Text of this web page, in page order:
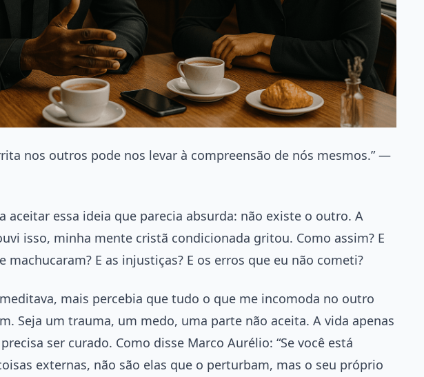
nos outros pode nos levar à compreensão de nós mesmos.” —
aceitar essa ideia que parecia absurda: não existe o outro. A
isso, minha mente cristã condicionada gritou. Como assim? E
machucaram? E as injustiças? E os erros que eu não cometi?
mais percebia que tudo o que me incomoda no outro
Seja um trauma, um medo, uma parte não aceita. A vida apenas
ser curado. Como disse Marco Aurélio: “Se você está
externas, não são elas que o perturbam, mas o seu próprio